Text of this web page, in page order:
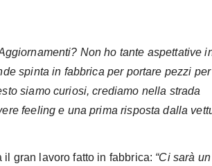
Non ho tante aspettative
spinta in fabbrica per portare pezzi per
siamo curiosi, crediamo nella strada
feeling e una prima risposta dalla
gran lavoro fatto in fabbrica: “Ci sarà un